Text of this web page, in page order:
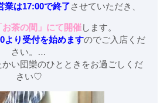
業は17:00で終了させていただき、
お茶の間」にて開催します。
より受付を始めますのでご入店くだ
さい。
…
い団欒のひとときをお過ごしくだ
さい♡